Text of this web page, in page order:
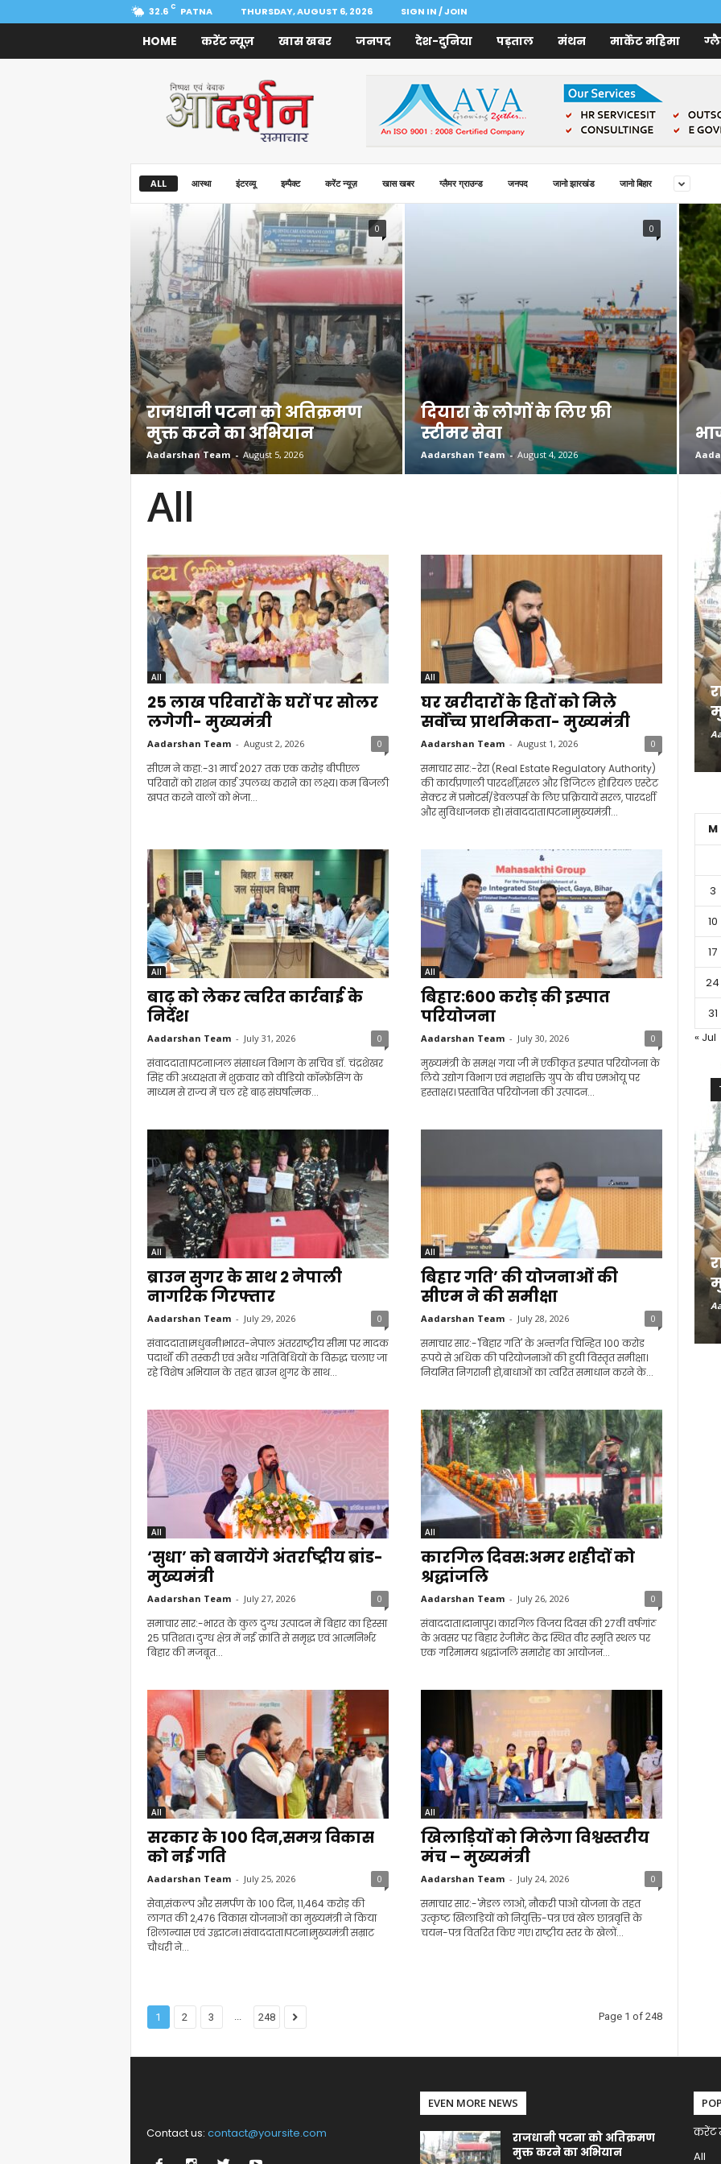
32.6 C PATNA THURSDAY, AUGUST 6, 2026 SIGN IN / JOIN
HOME करेंट न्यूज़ खास खबर जनपद देश-दुनिया पड़ताल मंथन मार्केट महिमा
Samachar
ALL आस्था इंटरव्यू इम्पैक्ट करेंट न्यूज़ खास खबर ग्लैमर ग्राउन्ड जनपद जानो झारखंड जानो बिहार
राजधानी पटना को अतिक्रमण
मुक्त करने का अभियान
Aadarshan Team - August 5, 2026
0
दियारा के लोगों के लिए फ्री
स्टीमर सेवा
Aadarshan Team - August 4, 2026
0
All
All
25 लाख परिवारों के घरों पर सोलर
लगेगी- मुख्यमंत्री
Aadarshan Team - August 2, 2026 0
सीएम ने कहा:-31 मार्च 2027 तक एक करोड़ बीपीएल
परिवारों को राशन कार्ड उपलब्ध कराने का लक्ष्य। कम बिजली
खपत करने वालों को भेजा...
All
घर खरीदारों के हितों को मिले
सर्वोच्च प्राथमिकता- मुख्यमंत्री
Aadarshan Team - August 1, 2026 0
समाचार सार:-रेरा (Real Estate Regulatory Authority)
की कार्यप्रणाली पारदर्शी,सरल और डिजिटल हो।रियल एस्टेट
सेक्टर में प्रमोटर्स/डेवलपर्स के लिए प्रक्रियायें सरल, पारदर्शी
और सुविधाजनक हो। संवाददाता।पटना।मुख्यमंत्री...
All
बाढ़ को लेकर त्वरित कार्रवाई के
निर्देश
Aadarshan Team - July 31, 2026 0
संवाददाता।पटना।जल संसाधन विभाग के सचिव डॉ. चंद्रशेखर
सिंह की अध्यक्षता में शुक्रवार को वीडियो कॉन्फ्रेंसिंग के
माध्यम से राज्य में चल रहे बाढ़ संघर्षात्मक...
All
बिहार:600 करोड़ की इस्पात
परियोजना
Aadarshan Team - July 30, 2026 0
मुख्यमंत्री के समक्ष गया जी में एकीकृत इस्पात परियोजना के
लिये उद्योग विभाग एवं महाशक्ति ग्रुप के बीच एमओयू पर
हस्ताक्षर। प्रस्तावित परियोजना की उत्पादन...
All
ब्राउन सुगर के साथ 2 नेपाली
नागरिक गिरफ्तार
Aadarshan Team - July 29, 2026 0
संवाददाता।मधुबनी।भारत-नेपाल अंतरराष्ट्रीय सीमा पर मादक
पदार्थों की तस्करी एवं अवैध गतिविधियों के विरुद्ध चलाए जा
रहे विशेष अभियान के तहत ब्राउन शुगर के साथ...
All
बिहार गति’ की योजनाओं की
सीएम ने की समीक्षा
Aadarshan Team - July 28, 2026 0
समाचार सार:-'बिहार गति' के अन्तर्गत चिन्हित 100 करोड
रूपये से अधिक की परियोजनाओं की हुयी विस्तृत समीक्षा।
नियमित निगरानी हो,बाधाओं का त्वरित समाधान करने के...
All
‘सुधा’ को बनायेंगे अंतर्राष्ट्रीय ब्रांड-
मुख्यमंत्री
Aadarshan Team - July 27, 2026 0
समाचार सार:-भारत के कुल दुग्ध उत्पादन में बिहार का हिस्सा
25 प्रतिशत। दुग्ध क्षेत्र में नई क्रांति से समृद्ध एवं आत्मनिर्भर
बिहार की मजबूत...
All
कारगिल दिवस:अमर शहीदों को
श्रद्धांजलि
Aadarshan Team - July 26, 2026 0
संवाददाता।दानापुर। कारगिल विजय दिवस की 27वीं वर्षगांठ
के अवसर पर बिहार रेजीमेंट केंद्र स्थित वीर स्मृति स्थल पर
एक गरिमामय श्रद्धांजलि समारोह का आयोजन...
All
सरकार के 100 दिन,समग्र विकास
को नई गति
Aadarshan Team - July 25, 2026 0
सेवा,संकल्प और समर्पण के 100 दिन, 11,464 करोड़ की
लागत की 2,476 विकास योजनाओं का मुख्यमंत्री ने किया
शिलान्यास एवं उद्घाटन। संवाददाता।पटना।मुख्यमंत्री सम्राट
चौधरी ने...
All
खिलाड़ियों को मिलेगा विश्वस्तरीय
मंच – मुख्यमंत्री
Aadarshan Team - July 24, 2026 0
समाचार सार:-'मेडल लाओ, नौकरी पाओ योजना के तहत
उत्कृष्ट खिलाड़ियों को नियुक्ति-पत्र एवं खेल छात्रवृत्ति के
चयन-पत्र वितरित किए गए। राष्ट्रीय स्तर के खेलों...
1 2 3 ... 248 Page 1 of 248
M
3
10
17
24
31
« Jul
Contact us: contact@yoursite.com
EVEN MORE NEWS
राजधानी पटना को अतिक्रमण
मुक्त करने का अभियान
करेंट
All